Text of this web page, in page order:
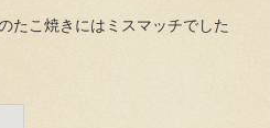
たこ焼きにはミスマッチでした